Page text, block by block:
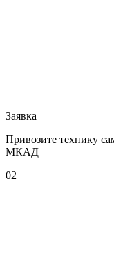
Заявка
Привозите технику
МКАД
02